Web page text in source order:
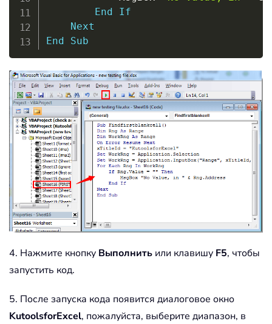
End
If
Next
End
Sub
4. Нажмите кнопку Выполнить или клавишу F5, чтобы
запустить код.
5. После запуска кода появится диалоговое окно
KutoolsforExcel, пожалуйста, выберите диапазон, в